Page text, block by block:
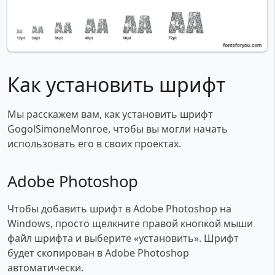
Как установить шрифт
Мы расскажем вам, как установить шрифт
GogolSimoneMonroe, чтобы вы могли начать
использовать его в своих проектах.
Adobe Photoshop
Чтобы добавить шрифт в Adobe Photoshop на
Windows, просто щелкните правой кнопкой мыши
файл шрифта и выберите «установить». Шрифт
будет скопирован в Adobe Photoshop
автоматически.